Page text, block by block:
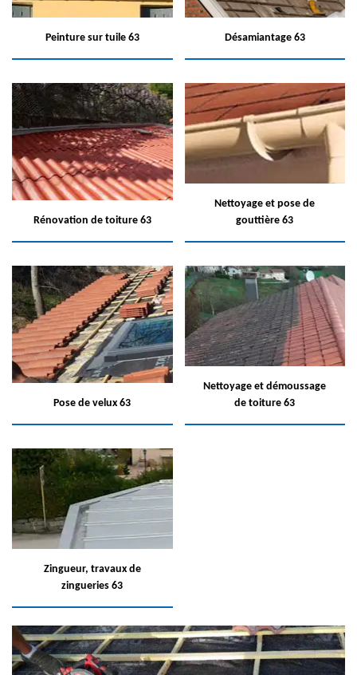
Peinture sur tuile 63 Désamiantage 63
Rénovation de toiture 63
Nettoyage et pose de
gouttière 63
Pose de velux 63
Nettoyage et démoussage
de toiture 63
Zingueur, travaux de
zingueries 63